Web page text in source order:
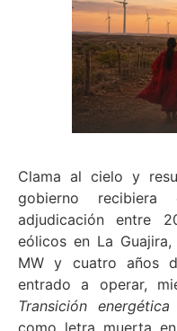
Clama al cielo y
gobierno
adjudicación entre
eólicos en La
MW y cuatro años
entrado a operar,
Transición